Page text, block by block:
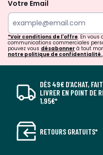
Votre Email
*Voir conditions de l'offre. En vous
communications commerciales
pouvez vous désabonner à tout
notre politique de confidentialité.
DÈS 49€ D’ACHAT,
LIVRER EN POINT DE
1,95€*
RETOURS GRATUITS*